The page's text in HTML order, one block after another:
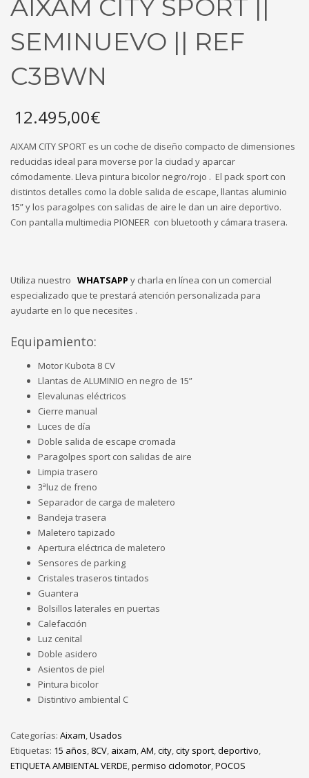
AIXAM CITY SPORT ||
SEMINUEVO || REF
C3BWN
12.495,00€
AIXAM CITY SPORT es un coche de diseño compacto de dimensiones
reducidas ideal para moverse por la ciudad y aparcar
cómodamente. Lleva pintura bicolor negro/rojo . El pack sport con
distintos detalles como la doble salida de escape, llantas aluminio
15” y los paragolpes con salidas de aire le dan un aire deportivo.
Con pantalla multimedia PIONEER con bluetooth y cámara trasera.
Utiliza nuestro WHATSAPP y charla en línea con un comercial
especializado que te prestará atención personalizada para
ayudarte en lo que necesites .
Equipamiento:
Motor Kubota 8 CV
Llantas de ALUMINIO en negro de 15”
Elevalunas eléctricos
Cierre manual
Luces de día
Doble salida de escape cromada
Paragolpes sport con salidas de aire
Limpia trasero
3ªluz de freno
Separador de carga de maletero
Bandeja trasera
Maletero tapizado
Apertura eléctrica de maletero
Sensores de parking
Cristales traseros tintados
Guantera
Bolsillos laterales en puertas
Calefacción
Luz cenital
Doble asidero
Asientos de piel
Pintura bicolor
Distintivo ambiental C
Categorías: Aixam,Usados
Etiquetas: 15 años, 8CV, aixam,AM,city,city sport,deportivo,
ETIQUETA AMBIENTAL VERDE,permiso ciclomotor,POCOS